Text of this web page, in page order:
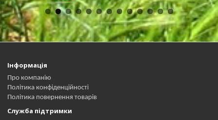
Інформація
Про компанію
Політика конфіденційності
Політика повернення товарів
Служба підтримки